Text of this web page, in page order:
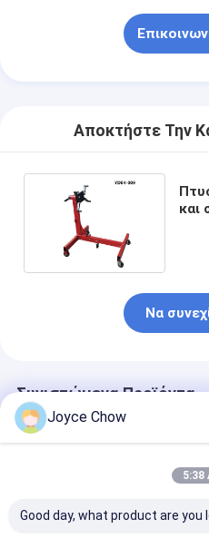
Αποκτήστε Την
και
Να
Συνιστώμενα Προϊόντα
Joyce Chow
5:38
Good day, what product are you